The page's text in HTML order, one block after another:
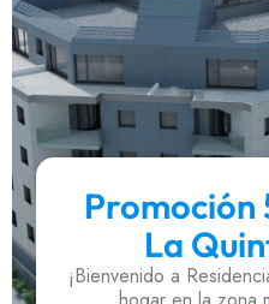
Promoción
La
¡Bienvenido a